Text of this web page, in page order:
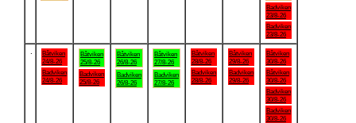
Badviken
23/8-26
Badviken
23/8-26
Båtviken
24/8-26
Badviken
24/8-26
Båtviken
25/8-26
Badviken
25/8-26
Båtviken
26/8-26
Badviken
26/8-26
Båtviken
27/8-26
Badviken
27/8-26
Båtviken
28/8-26
Badviken
28/8-26
Båtviken
29/8-26
Badviken
29/8-26
Båtviken
30/8-26
Båtviken
30/8-26
Badviken
30/8-26
Badviken
30/8-26